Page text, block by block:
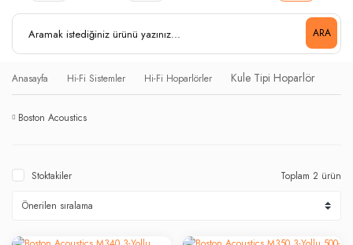
ARA
Anasayfa Hi-Fi Sistemler Hi-Fi Hoparlörler Kule Tipi Hoparlör
Boston Acoustics
Stoktakiler Toplam 2 ürün